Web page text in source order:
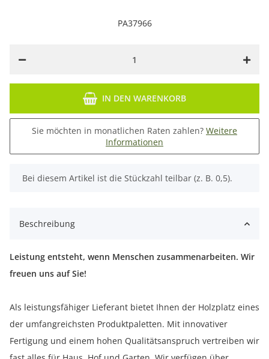
PA37966
IN DEN WARENKORB
Sie möchten in monatlichen Raten zahlen? Weitere
Informationen
x
Bei diesem Artikel ist die Stückzahl teilbar (z. B. 0,5).
Beschreibung
Leistung entsteht, wenn Menschen zusammenarbeiten. Wir
freuen uns auf Sie!
Als leistungsfähiger Lieferant bietet Ihnen der Holzplatz eines
der umfangreichsten Produktpaletten. Mit innovativer
Fertigung und einem hohen Qualitätsanspruch vertreiben wir